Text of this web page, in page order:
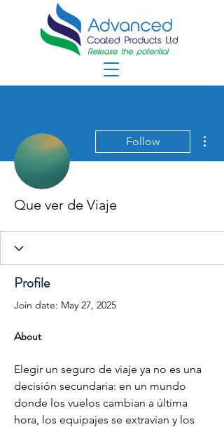
Follow
Que ver de Viaje
Profile
Join date: May 27, 2025
About
Elegir un seguro de viaje ya no es una
decisión secundaria: en un mundo
donde los vuelos cambian a última
hora, los equipajes se extravían y los